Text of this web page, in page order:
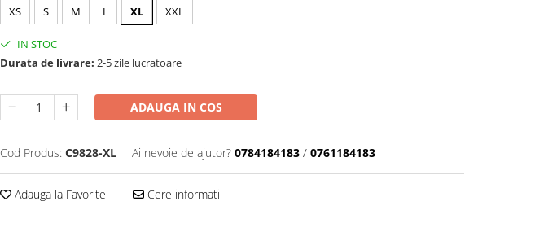
XS S M L XL XXL
IN STOC
Durata de livrare: 2-5 zile lucratoare
ADAUGA IN COS
Cod Produs: C9828-XL Ai nevoie de ajutor? 0784184183 / 0761184183
Adauga la Favorite Cere informatii